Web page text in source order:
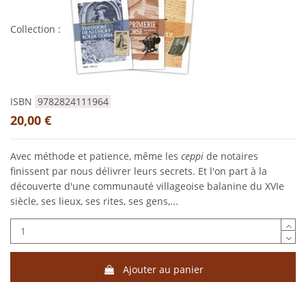
Collection :
ISBN 9782824111964
20,00 €
Avec méthode et patience, même les ceppi de notaires
finissent par nous délivrer leurs secrets. Et l'on part à la
découverte d'une communauté villageoise balanine du XVIe
siècle, ses lieux, ses rites, ses gens,...
Ajouter au panier